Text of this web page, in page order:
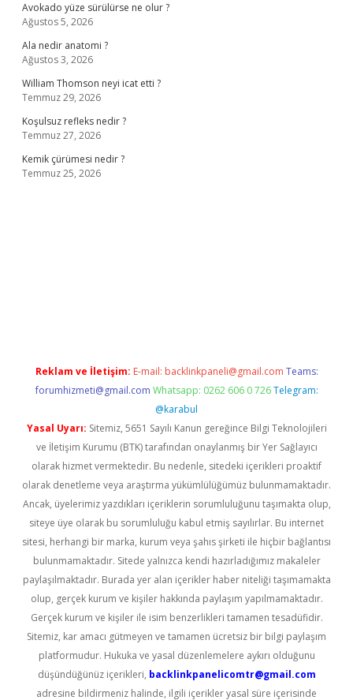
Avokado yüze sürülürse ne olur ?
Ağustos 5, 2026
Ala nedir anatomi ?
Ağustos 3, 2026
William Thomson neyi icat etti ?
Temmuz 29, 2026
Koşulsuz refleks nedir ?
Temmuz 27, 2026
Kemik çürümesi nedir ?
Temmuz 25, 2026
Reklam ve İletişim: E-mail: backlinkpaneli@gmail.com Teams:
forumhizmeti@gmail.com Whatsapp: 0262 606 0 726 Telegram:
@karabul
Yasal Uyarı: Sitemiz, 5651 Sayılı Kanun gereğince Bilgi Teknolojileri
ve İletişim Kurumu (BTK) tarafından onaylanmış bir Yer Sağlayıcı
olarak hizmet vermektedir. Bu nedenle, sitedeki içerikleri proaktif
olarak denetleme veya araştırma yükümlülüğümüz bulunmamaktadır.
Ancak, üyelerimiz yazdıkları içeriklerin sorumluluğunu taşımakta olup,
siteye üye olarak bu sorumluluğu kabul etmiş sayılırlar. Bu internet
sitesi, herhangi bir marka, kurum veya şahıs şirketi ile hiçbir bağlantısı
bulunmamaktadır. Sitede yalnızca kendi hazırladığımız makaleler
paylaşılmaktadır. Burada yer alan içerikler haber niteliği taşımamakta
olup, gerçek kurum ve kişiler hakkında paylaşım yapılmamaktadır.
Gerçek kurum ve kişiler ile isim benzerlikleri tamamen tesadüfidir.
Sitemiz, kar amacı gütmeyen ve tamamen ücretsiz bir bilgi paylaşım
platformudur. Hukuka ve yasal düzenlemelere aykırı olduğunu
düşündüğünüz içerikleri, backlinkpanelicomtr@gmail.com
adresine bildirmeniz halinde, ilgili içerikler yasal süre içerisinde